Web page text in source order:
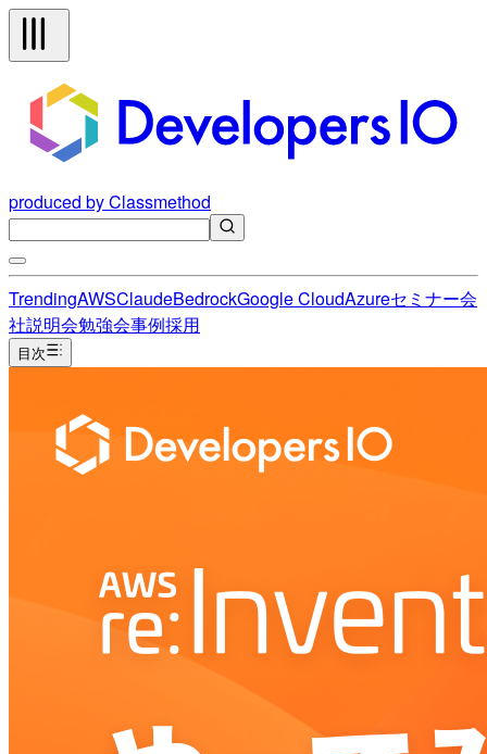
produced by Classmethod
TrendingAWSClaudeBedrockGoogle CloudAzureセミナー会
社説明会勉強会事例採用
目次